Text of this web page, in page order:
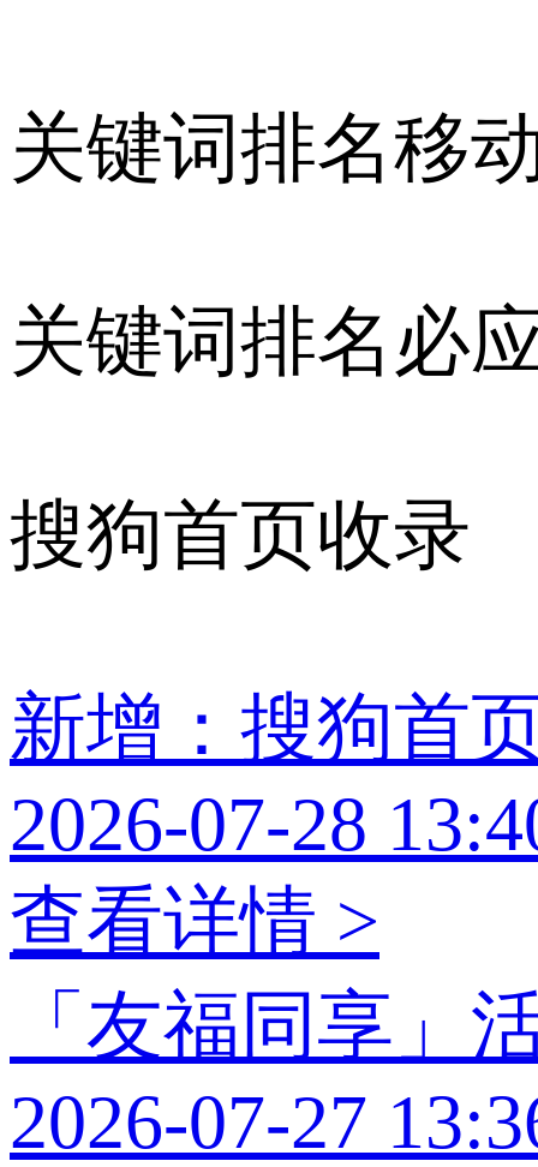
关键词排名移
关键词排名必
搜狗首页收录
新增：搜狗首
2026-07-28
查看详情 >
「友福同享」
2026-07-27